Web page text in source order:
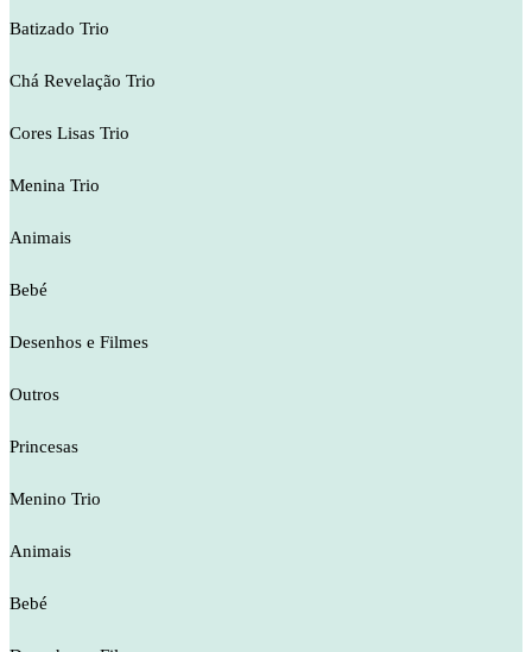
Batizado Trio
Chá Revelação Trio
Cores Lisas Trio
Menina Trio
Animais
Bebé
Desenhos e Filmes
Outros
Princesas
Menino Trio
Animais
Bebé